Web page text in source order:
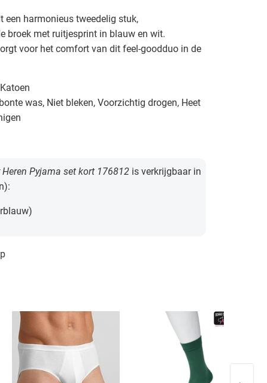
een harmonieus tweedelig stuk,
broek met ruitjesprint in blauw en wit.
voor het comfort van dit feel-goodduo in de
was, Niet bleken, Voorzichtig drogen, Heet
Heren Pyjama set kort 176812 is verkrijgbaar in